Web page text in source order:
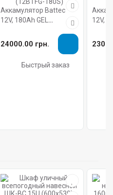
Аккамулятор Battec
12V, 180Ah GEL
24000.00 грн.
Быстрый заказ
12V,